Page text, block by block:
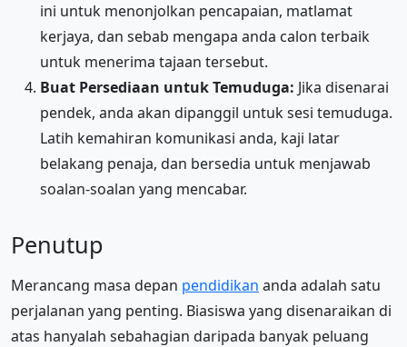
ini untuk menonjolkan pencapaian, matlamat
kerjaya, dan sebab mengapa anda calon terbaik
untuk menerima tajaan tersebut.
Buat Persediaan untuk Temuduga: Jika disenarai
pendek, anda akan dipanggil untuk sesi temuduga.
Latih kemahiran komunikasi anda, kaji latar
belakang penaja, dan bersedia untuk menjawab
soalan-soalan yang mencabar.
Penutup
Merancang masa depan pendidikan anda adalah satu
perjalanan yang penting. Biasiswa yang disenaraikan di
atas hanyalah sebahagian daripada banyak peluang